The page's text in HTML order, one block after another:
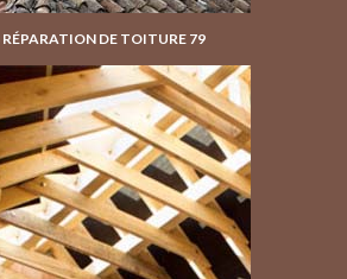
RÉPARATION DE TOITURE 79